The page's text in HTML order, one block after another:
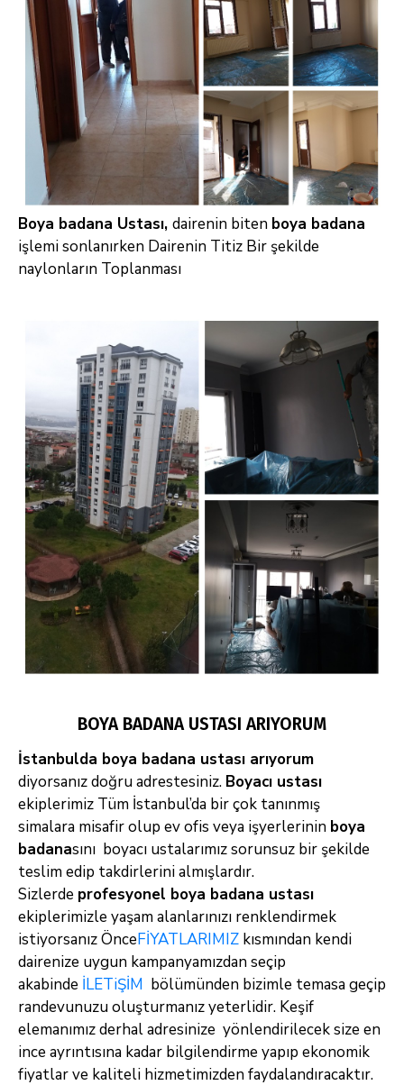
Boya badana Ustası, dairenin biten boya badana
işlemi sonlanırken Dairenin Titiz Bir şekilde
naylonların Toplanması
BOYA BADANA USTASI ARIYORUM
İstanbulda boya badana ustası arıyorum
diyorsanız doğru adrestesiniz. Boyacı ustası
ekiplerimiz Tüm İstanbul’da bir çok tanınmış
simalara misafir olup ev ofis veya işyerlerinin boya
badanasını boyacı ustalarımız sorunsuz bir şekilde
teslim edip takdirlerini almışlardır.
Sizlerde profesyonel boya badana ustası
ekiplerimizle yaşam alanlarınızı renklendirmek
istiyorsanız ÖnceFİYATLARIMIZ kısmından kendi
dairenize uygun kampanyamızdan seçip
akabinde İLETiŞİM bölümünden bizimle temasa geçip
randevunuzu oluşturmanız yeterlidir. Keşif
elemanımız derhaladresinize yönlendirilecek size en
ince ayrıntısına kadar bilgilendirme yapıp ekonomik
fiyatlar ve kaliteli hizmetimizden faydalandıracaktır.